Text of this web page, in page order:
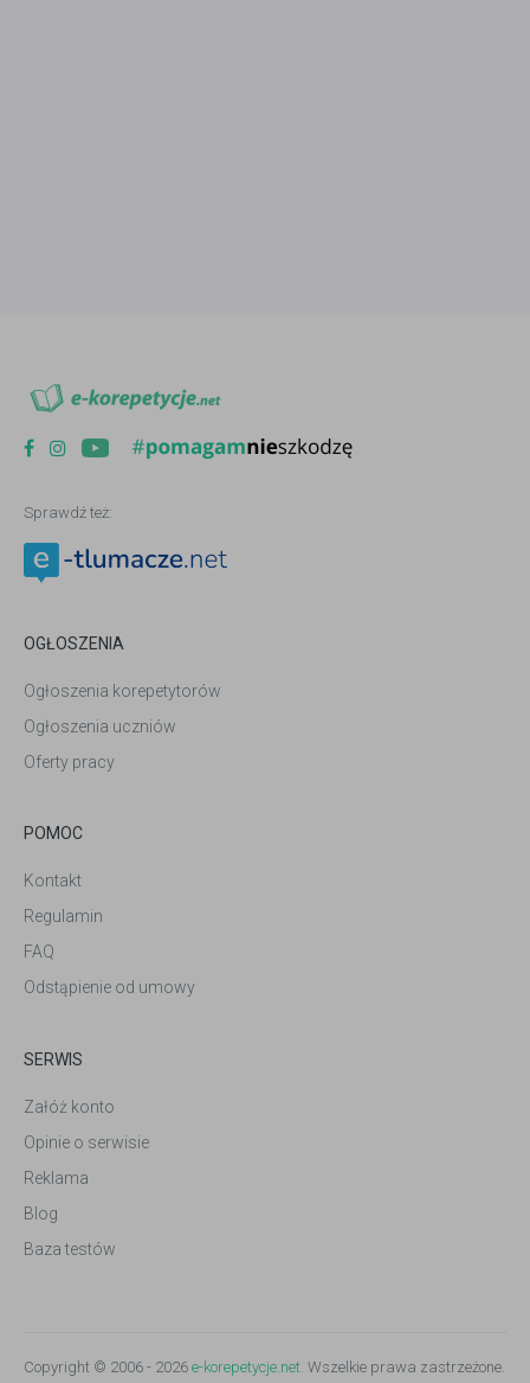
Sprawdź też:
OGŁOSZENIA
Ogłoszenia korepetytorów
Ogłoszenia uczniów
Oferty pracy
POMOC
Kontakt
Regulamin
FAQ
Odstąpienie od umowy
SERWIS
Załóż konto
Opinie o serwisie
Reklama
Blog
Baza testów
Copyright © 2006 - 2026 e-korepetycje.net . Wszelkie prawa zastrzeżone.